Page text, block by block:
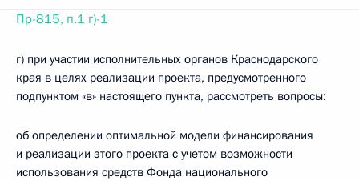
Пр-815, п.1 г)-1
г) при участии исполнительных органов Краснодарского
края в целях реализации проекта, предусмотренного
подпунктом «в» настоящего пункта, рассмотреть вопросы:
об определении оптимальной модели финансирования
и реализации этого проекта с учетом возможности
использования средств Фонда национального